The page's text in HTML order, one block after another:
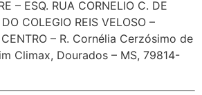
– ESQ. RUA CORNELIO C. DE
COLEGIO REIS VELOSO –
CENTRO – R. Cornélia Cerzósimo de
Climax, Dourados – MS, 79814-